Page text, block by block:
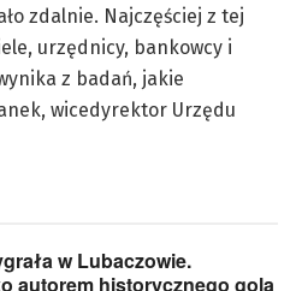
zdalnie. Najczęściej z tej
urzędnicy, bankowcy i
z badań, jakie
wicedyrektor Urzędu
w Lubaczowie.
autorem historycznego gola